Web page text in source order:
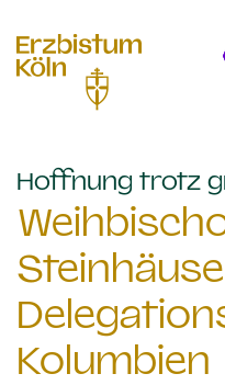
Hoffnung trotz
Kolumbien